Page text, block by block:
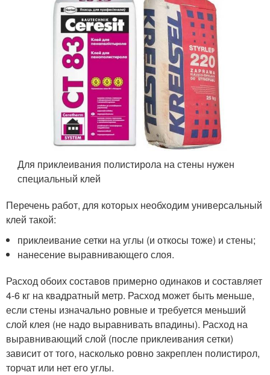
Для приклеивания полистирола на стены нужен
специальный клей
Перечень работ, для которых необходим универсальный
клей такой:
приклеивание сетки на углы (и откосы тоже) и стены;
нанесение выравнивающего слоя.
Расход обоих составов примерно одинаков и составляет
4-6 кг на квадратный метр. Расход может быть меньше,
если стены изначально ровные и требуется меньший
слой клея (не надо выравнивать впадины). Расход на
выравнивающий слой (после приклеивания сетки)
зависит от того, насколько ровно закреплен полистирол,
торчат или нет его углы.